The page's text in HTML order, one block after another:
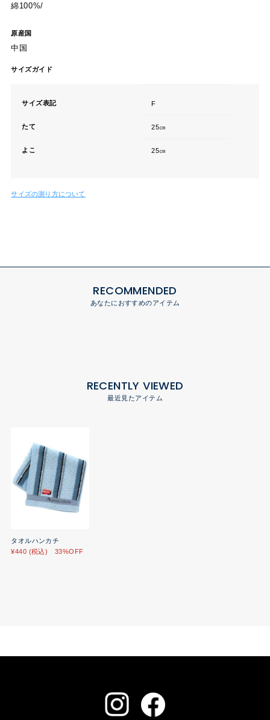
綿100%/
原産国
中国
サイズガイド
サイズ表記 F
たて 25㎝
よこ 25㎝
サイズの測り方について
RECOMMENDED
あなたにおすすめのアイテム
RECENTLY VIEWED
最近見たアイテム
タオルハンカチ
¥440 (税込) 33%OFF